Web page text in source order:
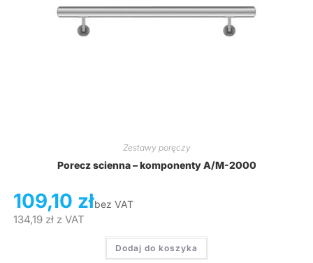
Zestawy poręczy
Porecz scienna – komponenty A/M-2000
109,10 złbez VAT
134,19 złz VAT
Dodaj do koszyka